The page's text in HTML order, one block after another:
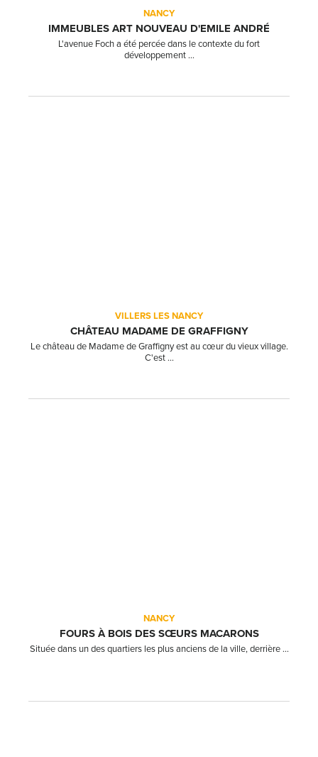
NANCY
IMMEUBLES ART NOUVEAU D'EMILE ANDRÉ
L'avenue Foch a été percée dans le contexte du fort
développement ...
VILLERS LES NANCY
CHÂTEAU MADAME DE GRAFFIGNY
Le château de Madame de Graffigny est au cœur du vieux village.
C'est ...
NANCY
FOURS À BOIS DES SŒURS MACARONS
Située dans un des quartiers les plus anciens de la ville, derrière ...